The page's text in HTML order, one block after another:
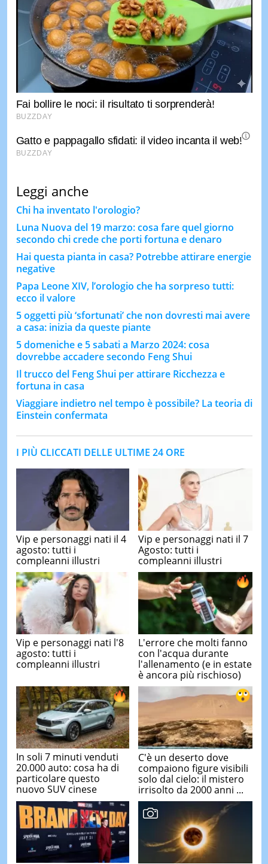
Leggi anche
Chi ha inventato l'orologio?
Luna Nuova del 19 marzo: cosa fare quel giorno
secondo chi crede che porti fortuna e denaro
Hai questa pianta in casa? Potrebbe attirare energie
negative
Papa Leone XIV, l’orologio che ha sorpreso tutti:
ecco il valore
5 oggetti più ‘sfortunati’ che non dovresti mai avere
a casa: inizia da queste piante
5 domeniche e 5 sabati a Marzo 2024: cosa
dovrebbe accadere secondo Feng Shui
Il trucco del Feng Shui per attirare Ricchezza e
fortuna in casa
Viaggiare indietro nel tempo è possibile? La teoria di
Einstein confermata
I PIÙ CLICCATI DELLE ULTIME 24 ORE
Vip e personaggi nati il 4
agosto: tutti i
compleanni illustri
Vip e personaggi nati il 7
Agosto: tutti i
compleanni illustri
Vip e personaggi nati l'8
agosto: tutti i
compleanni illustri
L'errore che molti fanno
con l'acqua durante
l'allenamento (e in estate
è ancora più rischioso)
In soli 7 minuti venduti
20.000 auto: cosa ha di
particolare questo
nuovo SUV cinese
C'è un deserto dove
compaiono figure visibili
solo dal cielo: il mistero
irrisolto da 2000 anni ...